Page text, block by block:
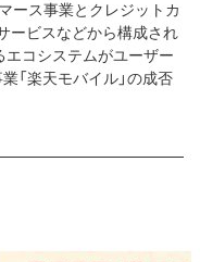
ース事業とクレジットカ
ービスなどから構成され
エコシステムがユーザー
「楽天モバイル」の成否